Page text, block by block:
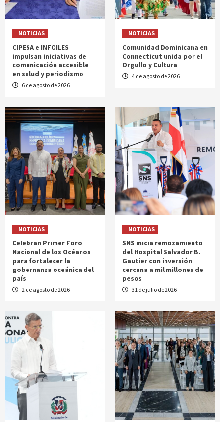
NOTICIAS
CIPESA e INFOILES
impulsan iniciativas de
comunicación accesible
en salud y periodismo
6 de agosto de 2026
NOTICIAS
Comunidad Dominicana en
Connecticut unida por el
Orgullo y Cultura
4 de agosto de 2026
NOTICIAS
Celebran Primer Foro
Nacional de los Océanos
para fortalecer la
gobernanza oceánica del
país
2 de agosto de 2026
NOTICIAS
SNS inicia remozamiento
del Hospital Salvador B.
Gautier con inversión
cercana a mil millones de
pesos
31 de julio de 2026